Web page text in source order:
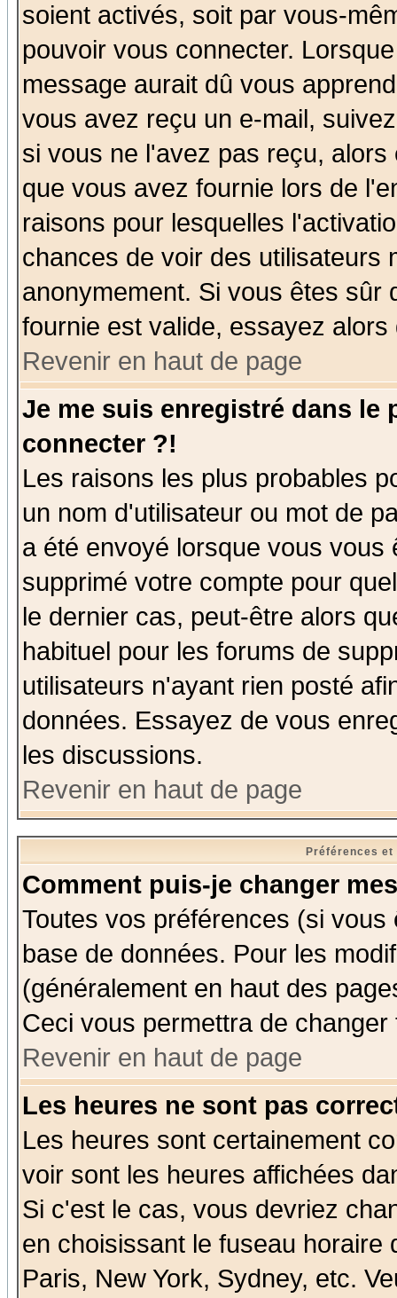
soient activés, soit par vous-
pouvoir vous connecter.
message aurait dû vous
vous avez reçu un e-mail,
si vous ne l'avez pas reçu,
que vous avez fournie lors de
raisons pour lesquelles
chances de voir des utilisateurs
anonymement. Si vous êtes sûr
fournie est valide, essayez
Revenir en haut de page
Je me suis enregistré dans le
connecter ?!
Les raisons les plus probables
un nom d'utilisateur ou mot de
a été envoyé lorsque vous
supprimé votre compte pour
le dernier cas, peut-être alors
habituel pour les forums de
utilisateurs n'ayant rien posté
données. Essayez de vous
les discussions.
Revenir en haut de page
Préférences
Comment puis-je changer
Toutes vos préférences (si
base de données. Pour les
(généralement en haut des
Ceci vous permettra de
Revenir en haut de page
Les heures ne sont pas
Les heures sont certainement
voir sont les heures affichées
Si c'est le cas, vous devriez
en choisissant le fuseau
Paris, New York, Sydney, etc.